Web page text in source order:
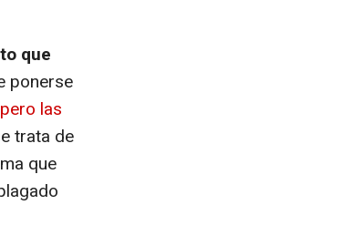
que
ponerse
las
trata de
que